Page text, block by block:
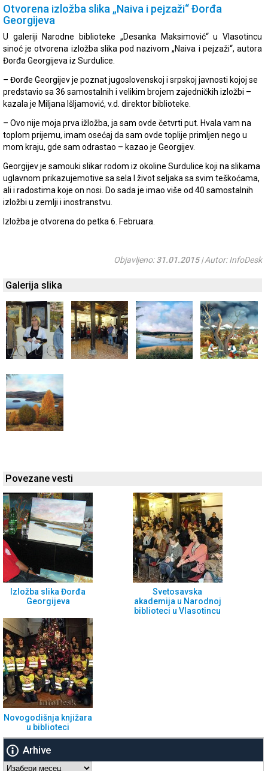
Otvorena izložba slika „Naiva i pejzaži“ Đorđa
Georgijeva
U galeriji Narodne biblioteke „Desanka Maksimović“ u Vlasotincu
sinoć je otvorena izložba slika pod nazivom „Naiva i pejzaži“, autora
Đorđa Georgijeva iz Surdulice.
– Đorđe Georgijev je poznat jugoslovenskoj i srpskoj javnosti kojoj se
predstavio sa 36 samostalnih i velikim brojem zajedničkih izložbi –
kazala je Miljana Išljamović, v.d. direktor biblioteke.
– Ovo nije moja prva ižložba, ja sam ovde četvrti put. Hvala vam na
toplom prijemu, imam osećaj da sam ovde toplije primljen nego u
mom kraju, gde sam odrastao – kazao je Georgijev.
Georgijev je samouki slikar rodom iz okoline Surdulice koji na slikama
uglavnom prikazujemotive sa sela I život seljaka sa svim teškoćama,
ali i radostima koje on nosi. Do sada je imao više od 40 samostalnih
izložbi u zemlji i inostranstvu.
Izložba je otvorena do petka 6. Februara.
Objavljeno:31.01.2015| Autor: InfoDesk
Galerija slika
Povezane vesti
Izložba slika Đorđa
Georgijeva
Svetosavska
akademija u Narodnoj
biblioteci u Vlasotincu
Novogodišnja knjižara
u biblioteci
Arhive
Arhive